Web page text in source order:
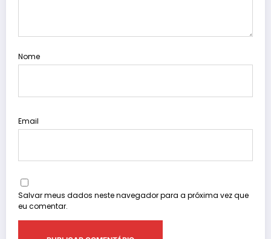
Nome
Email
Salvar meus dados neste navegador para a próxima vez que
eu comentar.